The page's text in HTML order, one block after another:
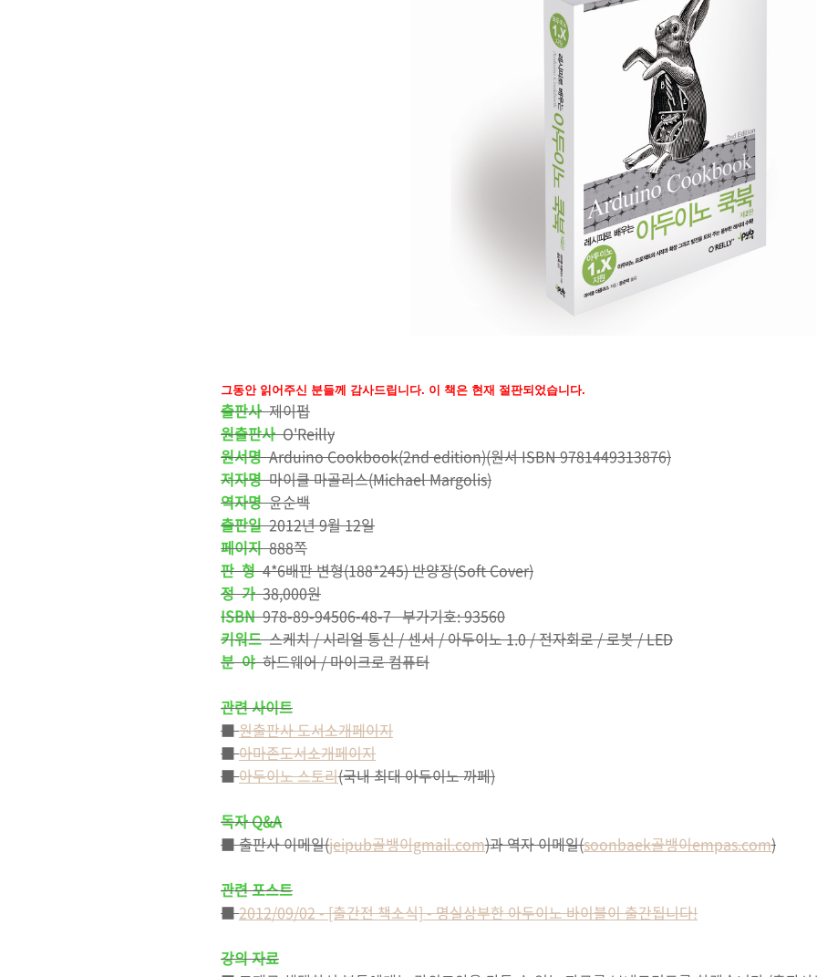
그동안 읽어주신 분들께 감사드립니다. 이 책은 현재 절판되었습니다.
출판사제이펍
원출판사O'Reilly
원서명Arduino Cookbook(2nd edition)(원서 ISBN 9781449313876)
저자명마이클 마골리스(Michael Margolis)
역자명윤순백
출판일2012년 9월 12일
페이지888쪽
판 형4*6배판 변형(188*245) 반양장(Soft Cover)
정 가38,000원
ISBN978-89-94506-48-7 부가기호: 93560
키워드스케치 / 시리얼 통신 / 센서 / 아두이노 1.0 / 전자회로 / 로봇 / LED
분 야하드웨어 / 마이크로 컴퓨터
관련 사이트
■원출판사 도서소개페이지
■아마존도서소개페이지
■아두이노 스토리(국내 최대 아두이노 까페)
독자 Q&A
■ 출판사 이메일(jeipub골뱅이gmail.com)과 역자 이메일(soonbaek골뱅이empas.com)
관련 포스트
■2012/09/02 - [출간전 책소식] - 명실상부한 아두이노 바이블이 출간됩니다!
강의 자료